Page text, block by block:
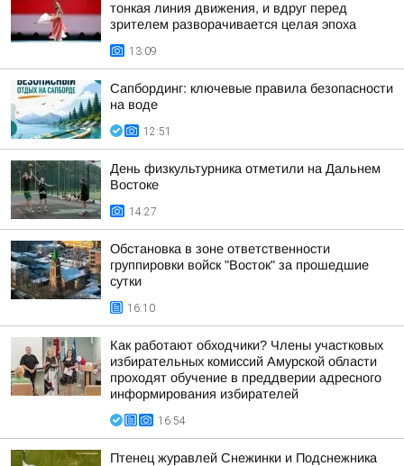
тонкая линия движения, и вдруг перед
зрителем разворачивается целая эпоха
13:09
Сапбординг: ключевые правила безопасности
на воде
12:51
День физкультурника отметили на Дальнем
Востоке
14:27
Обстановка в зоне ответственности
группировки войск "Восток" за прошедшие
сутки
16:10
Как работают обходчики? Члены участковых
избирательных комиссий Амурской области
проходят обучение в преддверии адресного
информирования избирателей
16:54
Птенец журавлей Снежинки и Подснежника